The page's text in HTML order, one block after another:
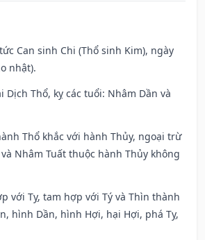
Can sinh Chi (Thổ sinh Kim), ngày
nhật).
Dịch Thổ, kỵ các tuổi: Nhâm Dần và
Thổ khắc với hành Thủy, ngoại trừ
Nhâm Tuất thuộc hành Thủy không
với Tỵ, tam hợp với Tý và Thìn thành
hình Dần, hình Hợi, hại Hợi, phá Tỵ,